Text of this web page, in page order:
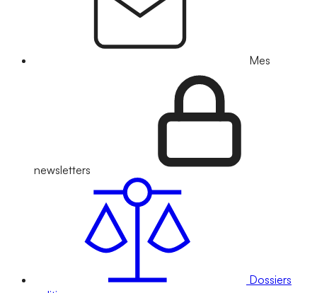
Mes
newsletters
Dossiers